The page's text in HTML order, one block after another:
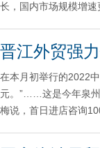
长，国内市场规模增速
晋江外贸强
在本月初举行的2022
元。”……这是今年泉州
梅说，首日进店咨询